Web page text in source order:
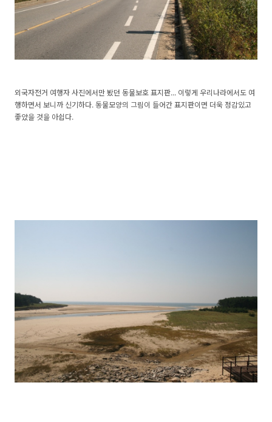
외국자전거 여행자 사진에서만 봤던 동물보호 표지판... 이렇게 우리나라에서도 여
행하면서 보니까 신기하다. 동물모양의 그림이 들어간 표지판이면 더욱 정감있고
좋았을 것을 아쉽다.